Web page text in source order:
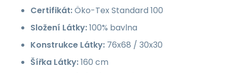
Certifikát:Öko-Tex Standard 100
Složení Látky:100% bavlna
Konstrukce Látky: 76x68 / 30x30
Šířka Látky:160 cm